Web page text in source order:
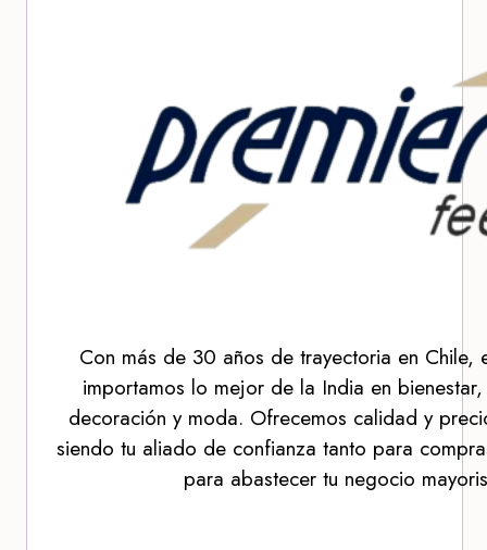
Con más de 30 años de trayectoria en Chile,
importamos lo mejor de la India en
decoración y moda. Ofrecemos calidad y
siendo tu aliado de confianza tanto para
para abastecer tu negocio